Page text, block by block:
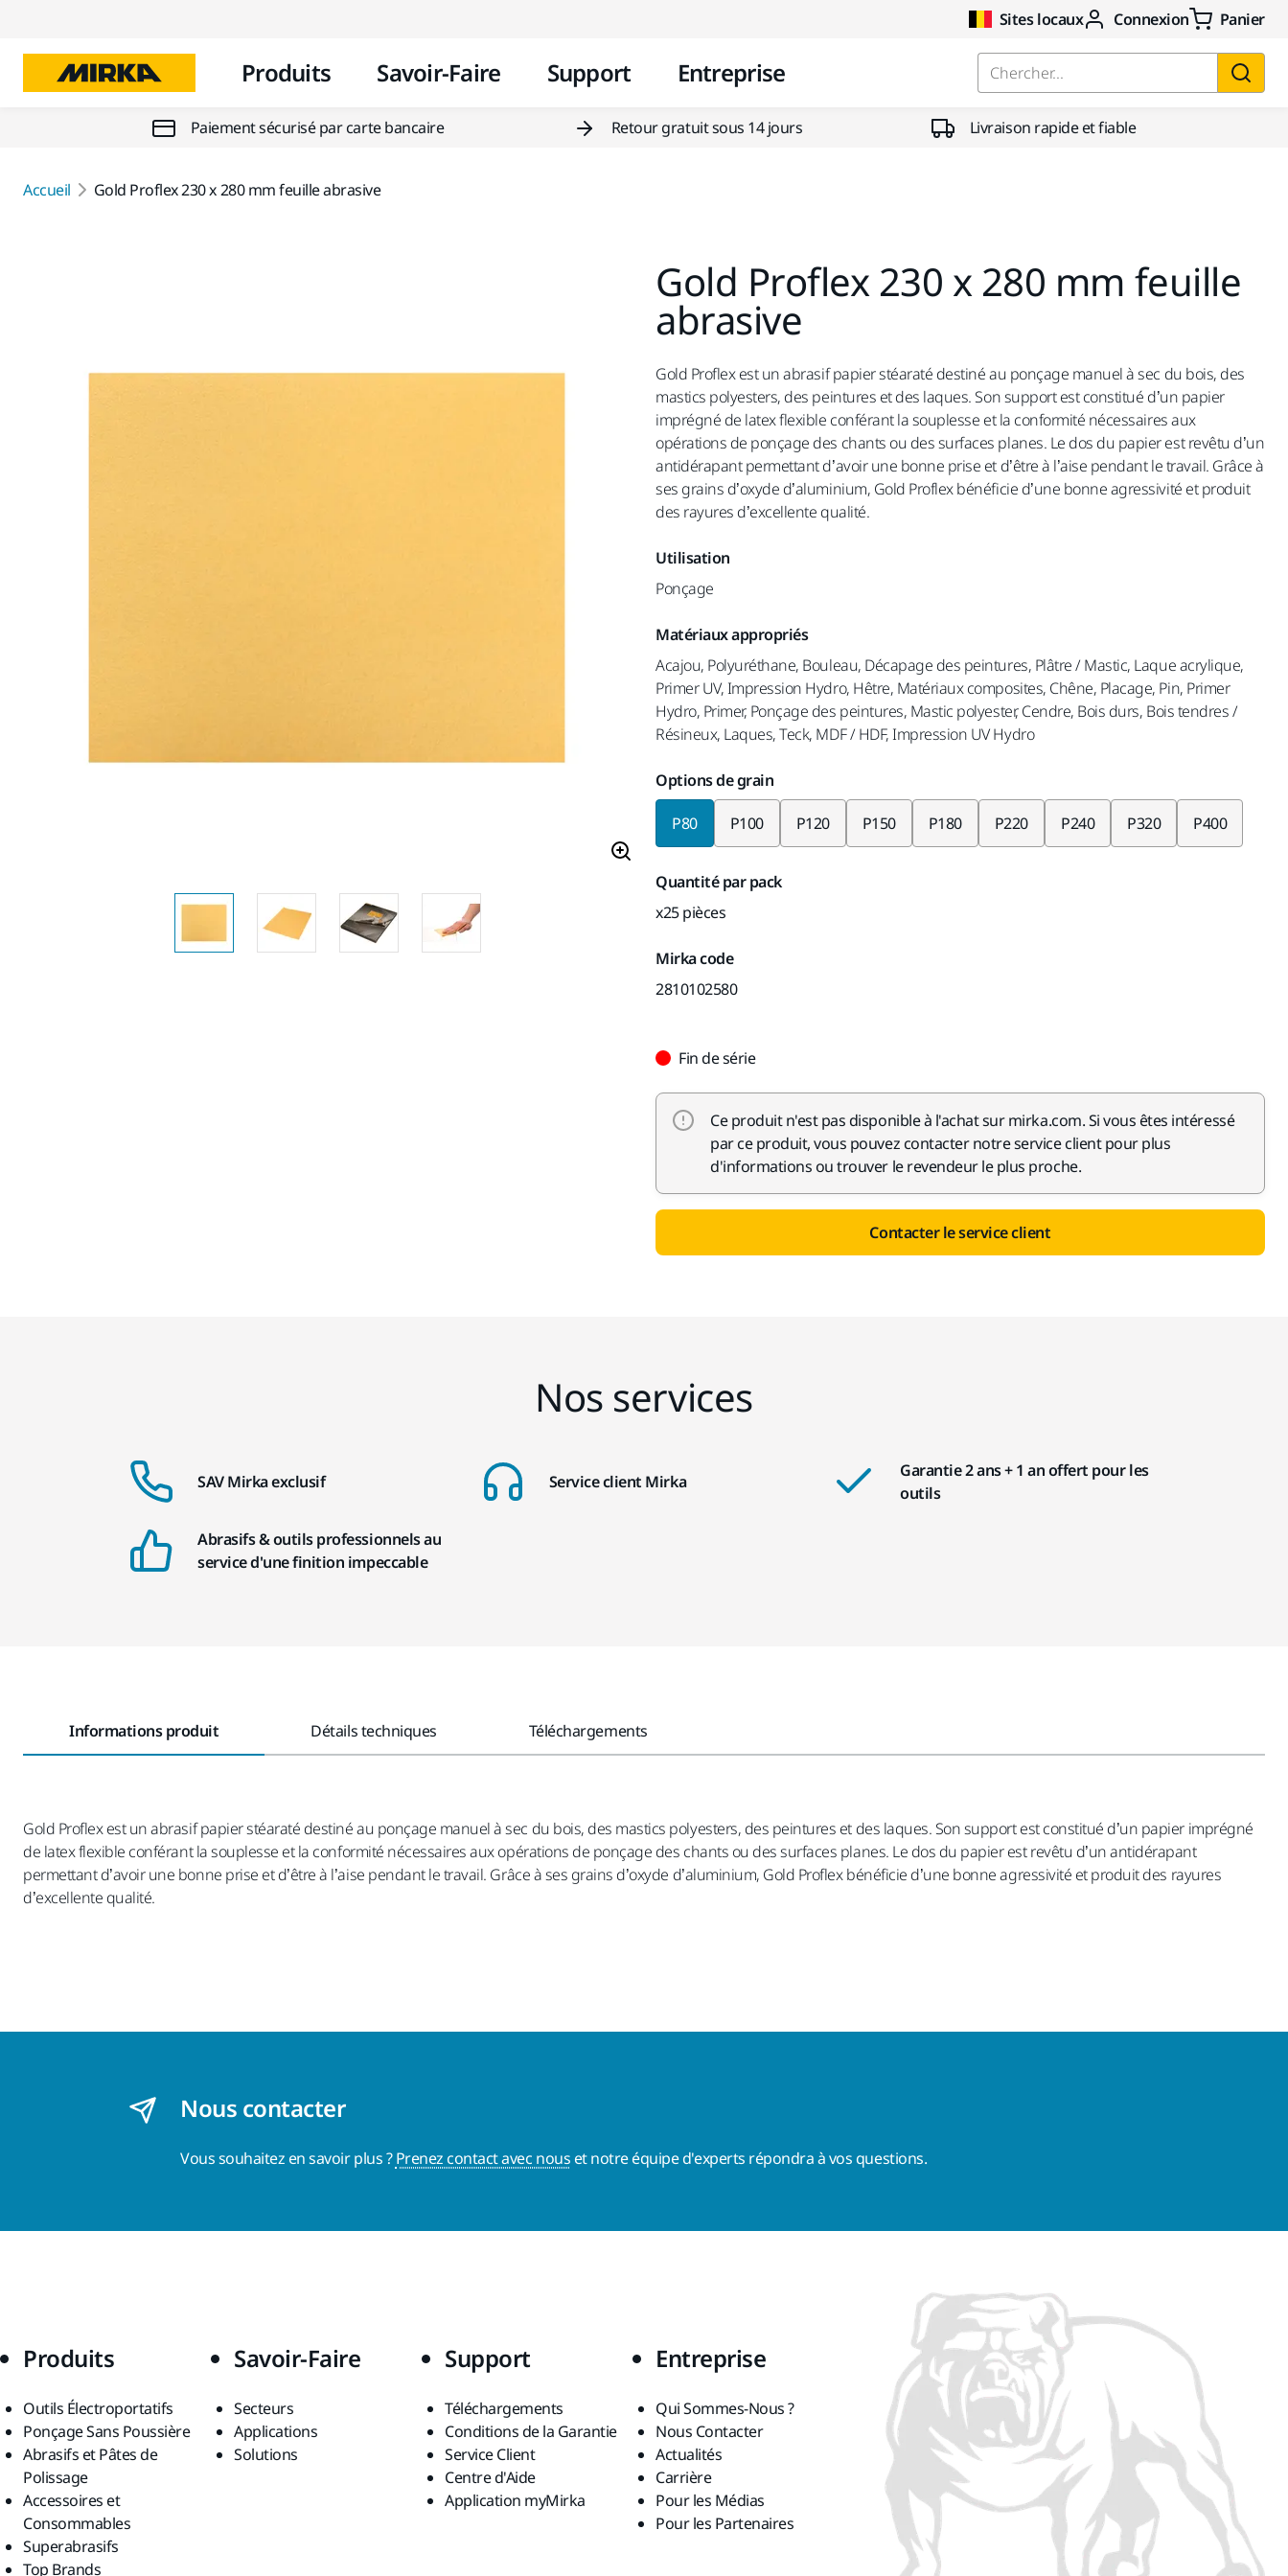
Sites locaux Connexion Panier
Produits Savoir-Faire Support Entreprise Chercher...
Paiement sécurisé par carte bancaire Retour gratuit sous 14 jours Livraison rapide et fiable
Accueil Gold Proflex 230 x 280 mm feuille abrasive
Gold Proflex 230 x 280 mm feuille
abrasive
Gold Proflex est un abrasif papier stéaraté destiné au ponçage manuel à sec du bois, des
mastics polyesters, des peintures et des laques. Son support est constitué d’un papier
imprégné de latex flexible conférant la souplesse et la conformité nécessaires aux
opérations de ponçage des chants ou des surfaces planes. Le dos du papier est revêtu d’un
antidérapant permettant d’avoir une bonne prise et d’être à l’aise pendant le travail. Grâce à
ses grains d’oxyde d’aluminium, Gold Proflex bénéficie d’une bonne agressivité et produit
des rayures d’excellente qualité.
Utilisation
Ponçage
Matériaux appropriés
Acajou, Polyuréthane, Bouleau, Décapage des peintures, Plâtre / Mastic, Laque acrylique,
Primer UV, Impression Hydro, Hêtre, Matériaux composites, Chêne, Placage, Pin, Primer
Hydro, Primer, Ponçage des peintures, Mastic polyester, Cendre, Bois durs, Bois tendres /
Résineux, Laques, Teck, MDF / HDF, Impression UV Hydro
Options de grain
P80 P100 P120 P150 P180 P220 P240 P320 P400
Quantité par pack
x25 pièces
Mirka code
2810102580
Fin de série
Ce produit n'est pas disponible à l'achat sur mirka.com. Si vous êtes intéressé
par ce produit, vous pouvez contacter notre service client pour plus
d'informations ou trouver le revendeur le plus proche.
Contacter le service client
Nos services
SAV Mirka exclusif Service client Mirka
Garantie 2 ans + 1 an offert pour les
outils
Abrasifs & outils professionnels au
service d'une finition impeccable
Informations produit Détails techniques Téléchargements
Gold Proflex est un abrasif papier stéaraté destiné au ponçage manuel à sec du bois, des mastics polyesters, des peintures et des laques. Son support est constitué d’un papier imprégné
de latex flexible conférant la souplesse et la conformité nécessaires aux opérations de ponçage des chants ou des surfaces planes. Le dos du papier est revêtu d’un antidérapant
permettant d’avoir une bonne prise et d’être à l’aise pendant le travail. Grâce à ses grains d’oxyde d’aluminium, Gold Proflex bénéficie d’une bonne agressivité et produit des rayures
d’excellente qualité.
Nous contacter
Vous souhaitez en savoir plus ?Prenez contact avec nous et notre équipe d'experts répondra à vos questions.
Produits
Outils Électroportatifs
Ponçage Sans Poussière
Abrasifs et Pâtes de
Polissage
Accessoires et
Consommables
Superabrasifs
Top Brands
Savoir-Faire
Secteurs
Applications
Solutions
Support
Téléchargements
Conditions de la Garantie
Service Client
Centre d'Aide
Application myMirka
Entreprise
Qui Sommes-Nous ?
Nous Contacter
Actualités
Carrière
Pour les Médias
Pour les Partenaires